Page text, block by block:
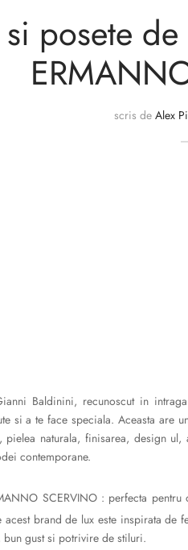
posete
scris de Alex
Baldinini, recunoscut in
si a te face speciala. Aceasta are
pielea naturala, finisarea, design
contemporane.
SCERVINO : perfecta
brand de lux este inspirata de
bun gust si potrivire de stiluri.